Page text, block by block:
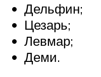
Дельфин;
Цезарь;
Левмар;
Деми.